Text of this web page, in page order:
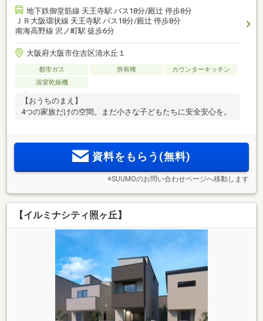
地下鉄御堂筋線 天王寺駅 バス18分/殿辻 停歩8分
ＪＲ大阪環状線 天王寺駅 バス18分/殿辻 停歩8分
南海高野線 沢ノ町駅 徒歩6分
大阪府大阪市住吉区清水丘１
都市ガス 所有権
カウンターキッチン
浴室乾燥機
【おうちのまえ】
4つの家族だけの空間。まだ小さな子どもたちに安全安心を。
資料をもらう(無料)
※SUUMOのお問い合わせページへ移動します
【イルミナシティ照ヶ丘】